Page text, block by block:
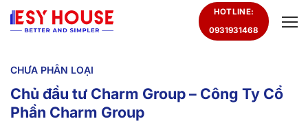
đến
HOTLINE:
0931931468
CHƯA PHÂN LOẠI
Chủ đầu tư Charm Group – Công Ty Cổ
Phần Charm Group